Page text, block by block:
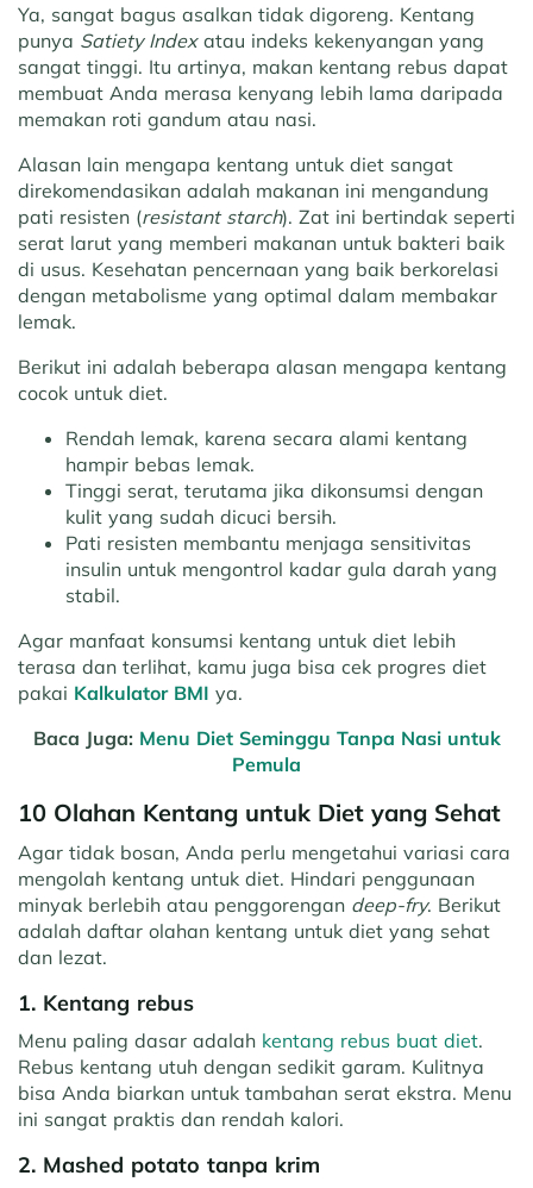
Ya, sangat bagus asalkan tidak digoreng. Kentang
punya Satiety Indexatau indeks kekenyangan yang
sangat tinggi. Itu artinya, makan kentang rebus dapat
membuat Anda merasa kenyang lebih lama daripada
memakan roti gandum atau nasi.
Alasan lain mengapa kentang untuk diet sangat
direkomendasikan adalah makanan ini mengandung
pati resisten (resistant starch). Zat ini bertindak seperti
serat larut yang memberi makanan untuk bakteri baik
di usus. Kesehatan pencernaan yang baik berkorelasi
dengan metabolisme yang optimal dalam membakar
lemak.
Berikut ini adalah beberapa alasan mengapa kentang
cocok untuk diet.
Rendah lemak, karena secara alami kentang
hampir bebas lemak.
Tinggi serat, terutama jika dikonsumsi dengan
kulit yang sudah dicuci bersih.
Pati resisten membantu menjaga sensitivitas
insulin untuk mengontrol kadar gula darah yang
stabil.
Agar manfaat konsumsi kentang untuk diet lebih
terasa dan terlihat, kamu juga bisa cek progres diet
pakai Kalkulator BMI ya.
Baca Juga: Menu Diet Seminggu Tanpa Nasi untuk
Pemula
10 Olahan Kentang untuk Diet yang Sehat
Agar tidak bosan, Anda perlu mengetahui variasi cara
mengolah kentang untuk diet. Hindari penggunaan
minyak berlebih atau penggorengan deep-fry. Berikut
adalah daftar olahan kentang untuk diet yang sehat
dan lezat.
1. Kentang rebus
Menu paling dasar adalah kentang rebus buat diet.
Rebus kentang utuh dengan sedikit garam. Kulitnya
bisa Anda biarkan untuk tambahan serat ekstra. Menu
ini sangat praktis dan rendah kalori.
2. Mashed potato tanpa krim